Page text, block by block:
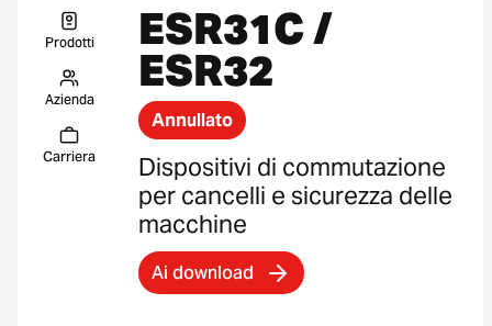
Prodotti
Azienda
Carriera
ESR31C /
ESR32
Annullato
Dispositivi di commutazione
per cancelli e sicurezza delle
macchine
Ai download